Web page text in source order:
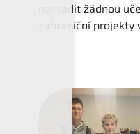
nahradit žádnou
zahraniční